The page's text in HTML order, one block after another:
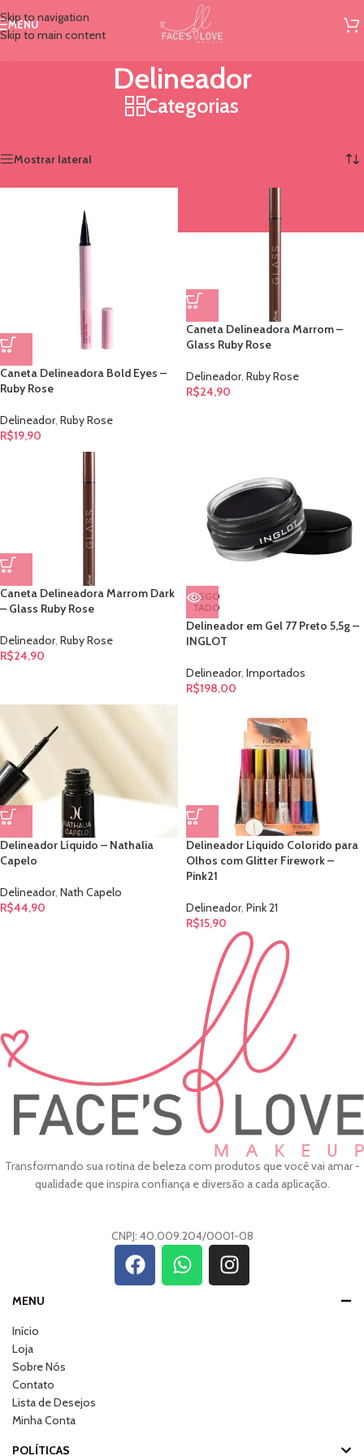
Skip to navigation
Skip to main content
MENU
Delineador
Categorias
Mostrar lateral
Caneta Delineadora Bold Eyes –
Ruby Rose
Delineador, Ruby Rose
R$19,90
Caneta Delineadora Marrom –
Glass Ruby Rose
Delineador, Ruby Rose
R$24,90
Caneta Delineadora Marrom Dark
– Glass Ruby Rose
Delineador, Ruby Rose
R$24,90
ESGO
TADO
Delineador em Gel 77 Preto 5,5g –
INGLOT
Delineador, Importados
R$198,00
Delineador Líquido – Nathalia
Capelo
Delineador, Nath Capelo
R$44,90
Delineador Líquido Colorido para
Olhos com Glitter Firework –
Pink21
Delineador, Pink 21
R$15,90
Transformando sua rotina de beleza com produtos que você vai amar -
qualidade que inspira confiança e diversão a cada aplicação.
CNPJ: 40.009.204/0001-08
MENU
Início
Loja
Sobre Nós
Contato
Lista de Desejos
Minha Conta
POLÍTICAS